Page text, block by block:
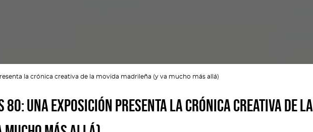
la crónica creativa de la movida madrileña (y va mucho más allá)
una exposición presenta la crónica creativa de la